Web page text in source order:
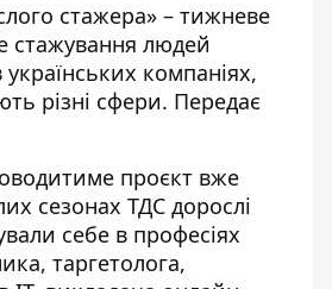
стажера» – тижневе
стажування людей
компаніях,
різні сфери. Передає
проєкт вже
сезонах ТДС дорослі
себе в професіях
таргетолога,